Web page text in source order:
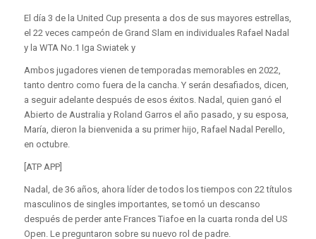
El día 3 de la United Cup presenta a dos de sus mayores estrellas,
el 22 veces campeón de Grand Slam en individuales Rafael Nadal
y la WTA No.1 Iga Swiatek y
Ambos jugadores vienen de temporadas memorables en 2022,
tanto dentro como fuera de la cancha. Y serán desafiados, dicen,
a seguir adelante después de esos éxitos. Nadal, quien ganó el
Abierto de Australia y Roland Garros el año pasado, y su esposa,
María, dieron la bienvenida a su primer hijo, Rafael Nadal Perello,
en octubre.
[ATP APP]
Nadal, de 36 años, ahora líder de todos los tiempos con 22 títulos
masculinos de singles importantes, se tomó un descanso
después de perder ante Frances Tiafoe en la cuarta ronda del US
Open. Le preguntaron sobre su nuevo rol de padre.